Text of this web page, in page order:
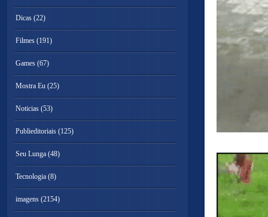
Dicas (22)
Filmes (191)
Games (67)
Mostra Eu (25)
Noticias (53)
Publieditoriais (125)
Seu Lunga (48)
Tecnologia (8)
imagens (2154)